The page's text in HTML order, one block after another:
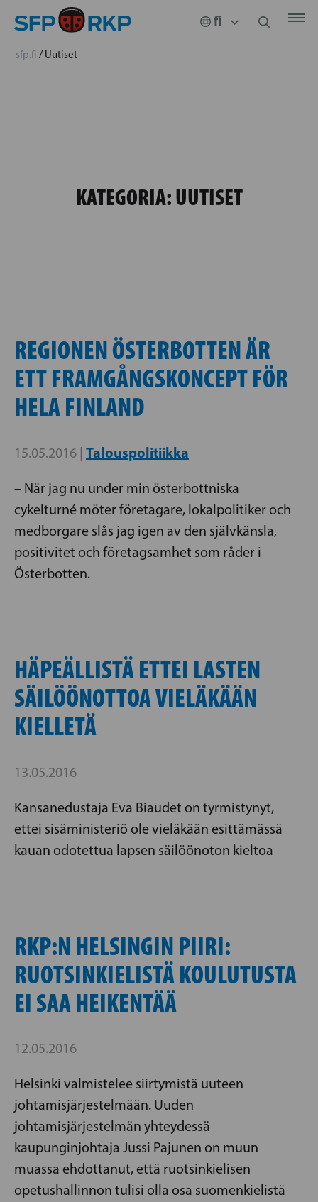
sfp.fi / Uutiset
KATEGORIA:UUTISET
REGIONEN ÖSTERBOTTEN ÄR
ETT FRAMGÅNGSKONCEPT FÖR
HELA FINLAND
15.05.2016 | Talouspolitiikka
– När jag nu under min österbottniska
cykelturné möter företagare, lokalpolitiker och
medborgare slås jag igen av den självkänsla,
positivitet och företagsamhet som råder i
Österbotten.
HÄPEÄLLISTÄ ETTEI LASTEN
SÄILÖÖNOTTOA VIELÄKÄÄN
KIELLETÄ
13.05.2016
Kansanedustaja Eva Biaudet on tyrmistynyt,
ettei sisäministeriö ole vieläkään esittämässä
kauan odotettua lapsen säilöönoton kieltoa
RKP:N HELSINGIN PIIRI:
RUOTSINKIELISTÄ KOULUTUSTA
EI SAA HEIKENTÄÄ
12.05.2016
Helsinki valmistelee siirtymistä uuteen
johtamisjärjestelmään. Uuden
johtamisjärjestelmän yhteydessä
kaupunginjohtaja Jussi Pajunen on muun
muassa ehdottanut, että ruotsinkielisen
opetushallinnon tulisi olla osa suomenkielistä